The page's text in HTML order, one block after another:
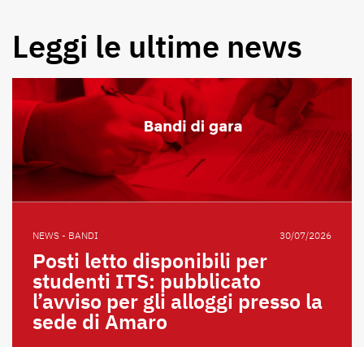
Leggi le ultime news
NEWS - BANDI 30/07/2026
Posti letto disponibili per
studenti ITS: pubblicato
l’avviso per gli alloggi presso la
sede di Amaro